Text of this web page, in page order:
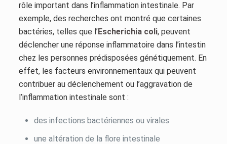
rôle important dans l’inflammation intestinale. Par
exemple, des recherches ont montré que certaines
bactéries, telles que l’Escherichia coli, peuvent
déclencher une réponse inflammatoire dans l’intestin
chez les personnes prédisposées génétiquement. En
effet, les facteurs environnementaux qui peuvent
contribuer au déclenchement ou l’aggravation de
l’inflammation intestinale sont :
des infections bactériennes ou virales
une altération de la flore intestinale